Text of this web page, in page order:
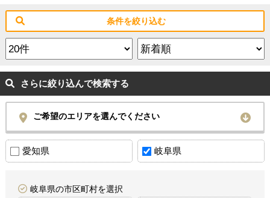
条件を絞り込む
さらに絞り込んで検索する
ご希望のエリアを選んでください
愛知県 岐阜県
岐阜県の市区町村を選択